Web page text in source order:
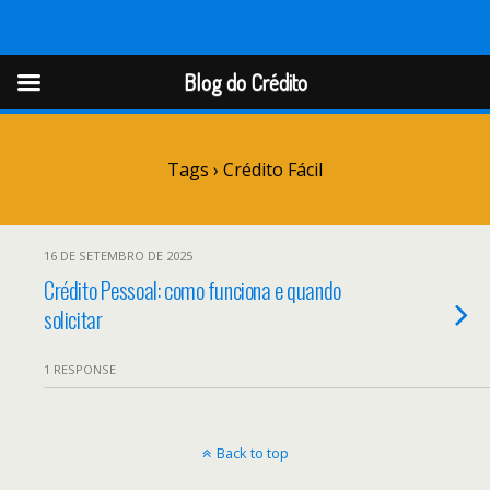
Blog do Crédito
Tags › Crédito Fácil
16 DE SETEMBRO DE 2025
Crédito Pessoal: como funciona e quando
solicitar
1 RESPONSE
Back to top
Blog do Crédito